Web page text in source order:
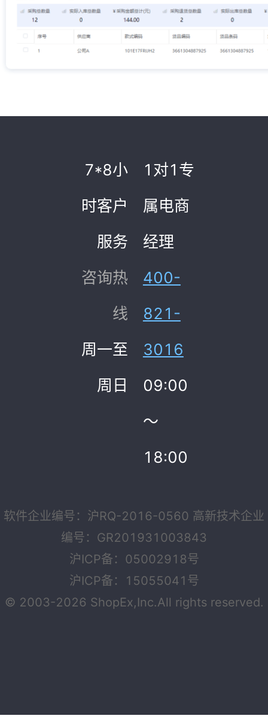
7*8小
时客户
服务
咨询热
线
周一至
周日
1对1专
属电商
经理
400-
821-
3016
09:00
～
18:00
软件企业编号：沪RQ-2016-0560 高新技术企业
编号：GR201931003843
沪ICP备：05002918号
沪ICP备：15055041号
© 2003-2026 ShopEx,Inc.All rights reserved.